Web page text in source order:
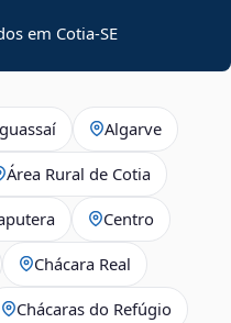
em Cotia-SE
Algarve
Área Rural de Cotia
Centro
Chácara Real
Chácaras do Refúgio